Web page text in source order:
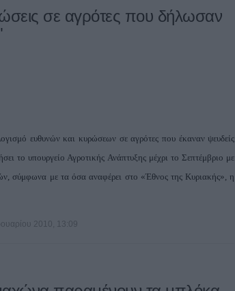
σε αγρότες που δήλωσαν
ευθυνών και κυρώσεων σε αγρότες που έκαναν ψευδείς
το υπουργείο Αγροτικής Ανάπτυξης μέχρι το Σεπτέμβριο με
σύμφωνα με τα όσα αναφέρει στο «Έθνος της Κυριακής», η
2010, 13:09